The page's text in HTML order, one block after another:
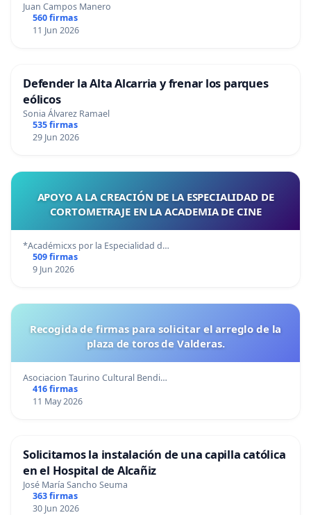
Juan Campos Manero
560 firmas
11 Jun 2026
Defender la Alta Alcarria y frenar los parques
eólicos
Sonia Álvarez Ramael
535 firmas
29 Jun 2026
APOYO A LA CREACIÓN DE LA ESPECIALIDAD DE
CORTOMETRAJE EN LA ACADEMIA DE CINE
*Académicxs por la Especialidad d…
509 firmas
9 Jun 2026
Recogida de firmas para solicitar el arreglo de la
plaza de toros de Valderas.
Asociacion Taurino Cultural Bendi…
416 firmas
11 May 2026
Solicitamos la instalación de una capilla católica
en el Hospital de Alcañiz
José María Sancho Seuma
363 firmas
30 Jun 2026